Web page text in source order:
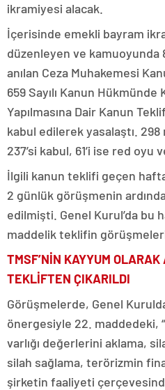
ikramiyesi alacak.
İçerisinde emekli bayram
düzenleyen ve kamuoyunda
anılan Ceza Muhakemesi
659 Sayılı Kanun
Yapılmasına Dair Kanun
kabul edilerek yasalaştı.
237’si kabul, 61’i ise red oyu
İlgili kanun teklifi geçen
2 günlük görüşmenin
edilmişti. Genel Kurul’da bu
maddelik teklifin
TMSF’NİN KAYYUM
TEKLİFTEN ÇIKARILDI
Görüşmelerde, Genel
önergesiyle 22. maddedeki,
varlığı değerlerini aklama,
silah sağlama, terörizmin
şirketin faaliyeti